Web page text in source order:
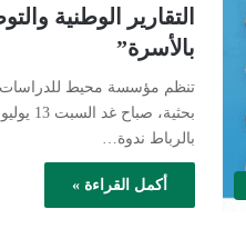
التقارير الوطنية
بالأسرة”
تنظم مؤسسة محيط للدراسات
بالرباط ندوة…
أكمل القراءة »